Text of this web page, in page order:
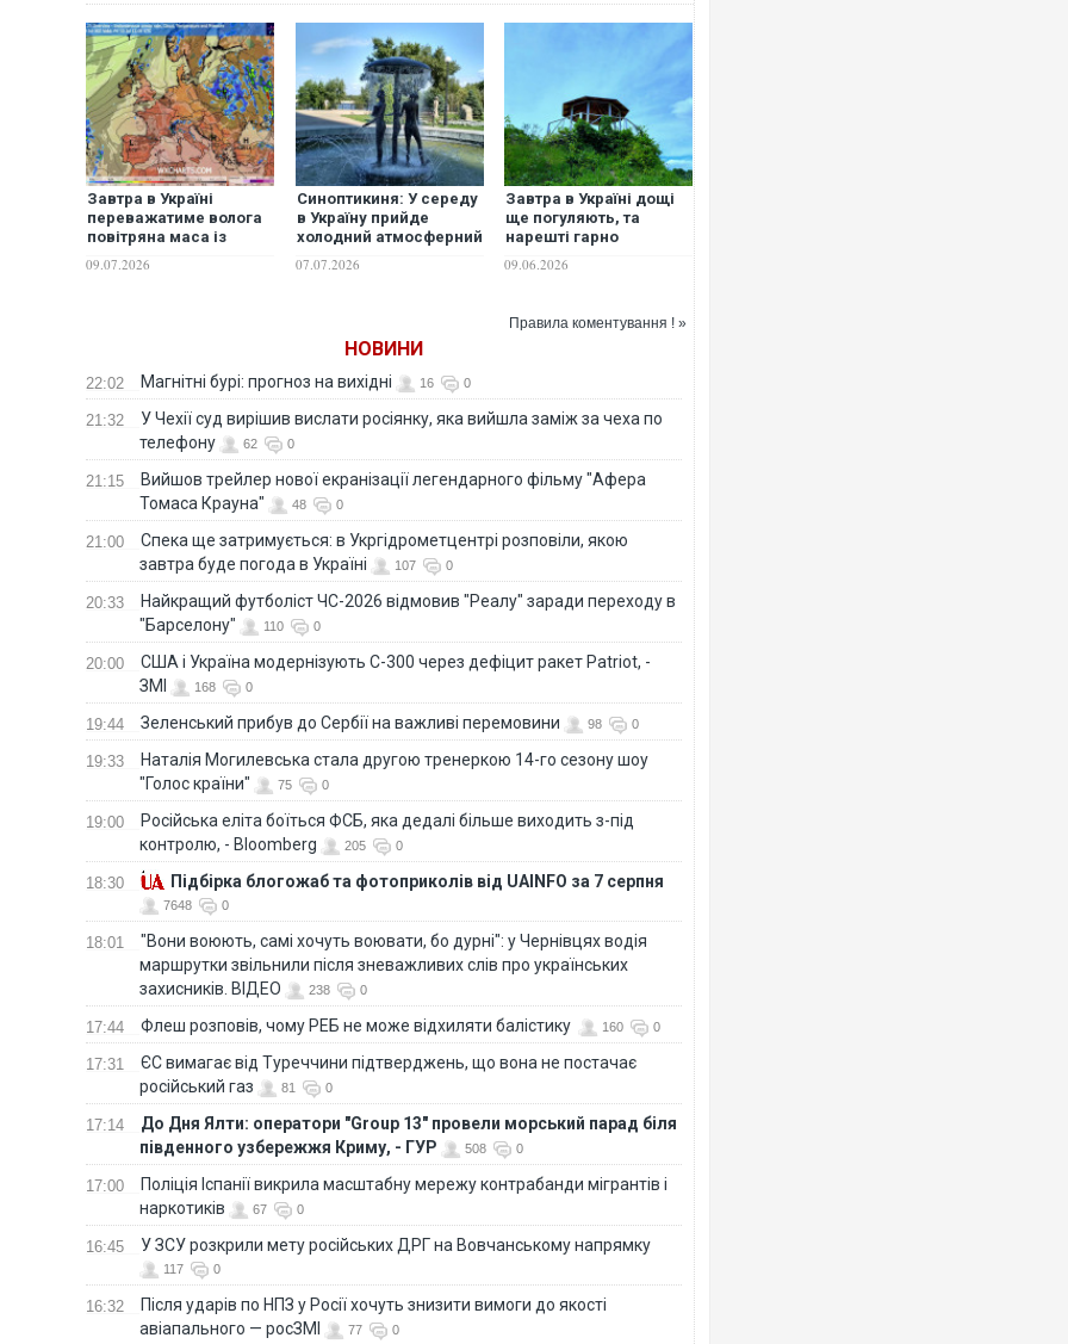
Завтра в Україні
переважатиме волога
повітряна маса із
09.07.2026
Синоптикиня: У середу
в Україну прийде
холодний атмосферний
більше дощів
07.07.2026
Завтра в Україні дощі
ще погуляють, та
нарешті гарно
сонцем, - синоптик
09.06.2026
Правила коментування ! »
НОВИНИ
22:02 Магнітні бурі: прогноз на вихідні 16 0
21:32
У Чехії суд вирішив вислати росіянку, яка вийшла заміж за чеха по
телефону
62 0
21:15
Вийшов трейлер нової екранізації легендарного фільму "Афера
Томаса Крауна"
48 0
21:00
Спека ще затримується: в Укргідрометцентрі розповіли, якою
завтра буде погода в Україні
107 0
20:33
Найкращий футболіст ЧС-2026 відмовив "Реалу" заради переходу в
"Барселону"
110 0
20:00
США і Україна модернізують С-300 через дефіцит ракет Patriot, -
ЗМІ
168 0
19:44 Зеленський прибув до Сербії на важливі перемовини 98 0
19:33
Наталія Могилевська стала другою тренеркою 14-го сезону шоу
"Голос країни"
75 0
19:00
Російська еліта боїться ФСБ, яка дедалі більше виходить з-під
контролю, - Bloomberg
205 0
18:30 Підбірка блогожаб та фотоприколів від UAINFO за 7 серпня
7648 0
18:01
"Вони воюють, самі хочуть воювати, бо дурні": у Чернівцях водія
маршрутки звільнили після зневажливих слів про українських
захисників. ВІДЕО
238 0
17:44 Флеш розповів, чому РЕБ не може відхиляти балістику 160 0
17:31
ЄС вимагає від Туреччини підтверджень, що вона не постачає
російський газ
81 0
17:14
До Дня Ялти: оператори "Group 13" провели морський парад біля
південного узбережжя Криму, - ГУР
508 0
17:00
Поліція Іспанії викрила масштабну мережу контрабанди мігрантів і
наркотиків
67 0
16:45 У ЗСУ розкрили мету російських ДРГ на Вовчанському напрямку
117 0
16:32
Після ударів по НПЗ у Росії хочуть знизити вимоги до якості
авіапального — росЗМІ
77 0